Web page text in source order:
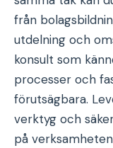
från
utdelning och
konsult som
processer och
förutsägbara.
verktyg och
på